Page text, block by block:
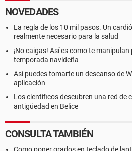
NOVEDADES
La regla de los 10 mil pasos. Un
realmente necesario para la salud
¡No caigas! Así es como te
temporada navideña
Así puedes tomarte un descanso de
aplicación
Los científicos descubren una red de
antigüedad en Belice
CONSULTA TAMBIÉN